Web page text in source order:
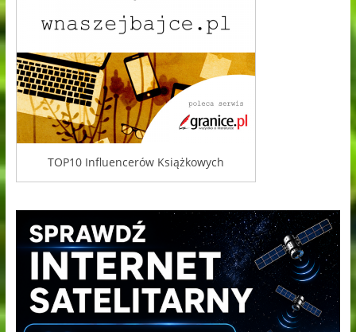
TOP10 Influencerów Książkowych